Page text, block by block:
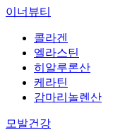
이너뷰티
콜라겐
엘라스틴
히알루론산
케라틴
감마리놀렌산
모발건강